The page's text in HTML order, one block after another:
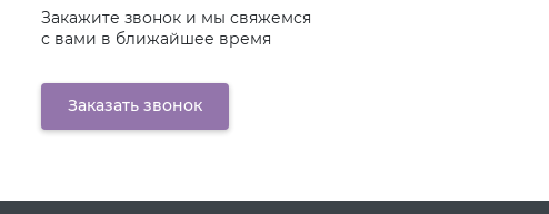
Закажите звонок и мы свяжемся
с вами в ближайшее время
Заказать звонок